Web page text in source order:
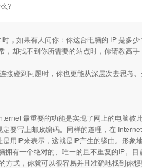
?
，如果有人问你：你这台电脑的 IP 是多
却找不到你所需要的站点时，你请教高
碰到问题时，你也更能从深层次去思考
最重要的功能是实现了网上的电脑彼
要写上邮政编码。同样的道理，在
用IP来表示，这就是IP产生的缘由。形象
有一个绝对的、唯一的且不重复的IP。目
式，你就可以很容易并且准确地找到你想